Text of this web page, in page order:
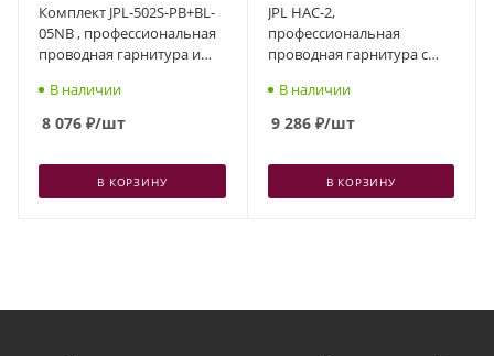
Комплект JPL-502S-PB+BL-
05NB , профессиональная
проводная гарнитура и
В наличии
8 076 ₽/шт
В КОРЗИНУ
JPL HAC-2,
профессиональная
проводная гарнитура с
технологией Telecoil,
разъем QD, два динамика
В наличии
9 286₽/шт
В КОРЗИНУ